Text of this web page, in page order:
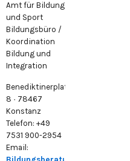
Amt für Bildung
und Sport
Bildungsbüro /
Koordination
Bildung und
Integration
Benediktinerplatz
8 · 78467
Konstanz
Telefon: +49
7531 900-2954
Email: